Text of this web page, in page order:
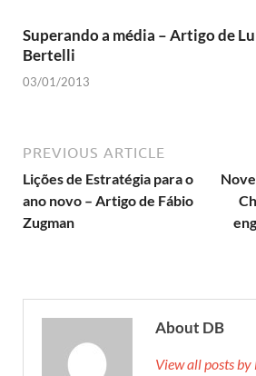
Superando a média – Artigo de
Bertelli
03/01/2013
PREVIOUS ARTICLE
Lições de Estratégia para o
ano novo – Artigo de Fábio
Zugman
About DB
View all posts